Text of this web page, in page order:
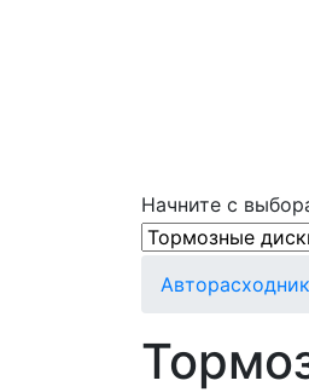
Начните с
Авторасходник